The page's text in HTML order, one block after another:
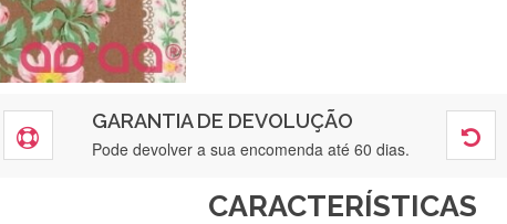
GARANTIA DE DEVOLUÇÃO
Pode devolver a sua encomenda até 60 dias.
CARACTERÍSTICAS